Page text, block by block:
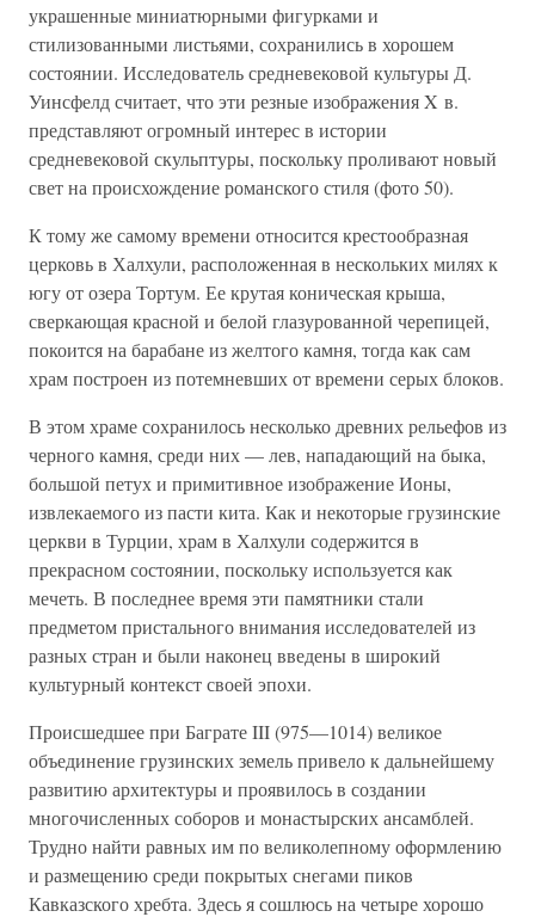
украшенные миниатюрными фигурками и
стилизованными листьями, сохранились в хорошем
состоянии. Исследователь средневековой культуры Д.
Уинсфелд считает, что эти резные изображения X в.
представляют огромный интерес в истории
средневековой скульптуры, поскольку проливают новый
свет на происхождение романского стиля (фото 50).
К тому же самому времени относится крестообразная
церковь в Халхули, расположенная в нескольких милях к
югу от озера Тортум. Ее крутая коническая крыша,
сверкающая красной и белой глазурованной черепицей,
покоится на барабане из желтого камня, тогда как сам
храм построен из потемневших от времени серых блоков.
В этом храме сохранилось несколько древних рельефов из
черного камня, среди них — лев, нападающий на быка,
большой петух и примитивное изображение Ионы,
извлекаемого из пасти кита. Как и некоторые грузинские
церкви в Турции, храм в Халхули содержится в
прекрасном состоянии, поскольку используется как
мечеть. В последнее время эти памятники стали
предметом пристального внимания исследователей из
разных стран и были наконец введены в широкий
культурный контекст своей эпохи.
Происшедшее при Баграте III (975—1014) великое
объединение грузинских земель привело к дальнейшему
развитию архитектуры и проявилось в создании
многочисленных соборов и монастырских ансамблей.
Трудно найти равных им по великолепному оформлению
и размещению среди покрытых снегами пиков
Кавказского хребта. Здесь я сошлюсь на четыре хорошо